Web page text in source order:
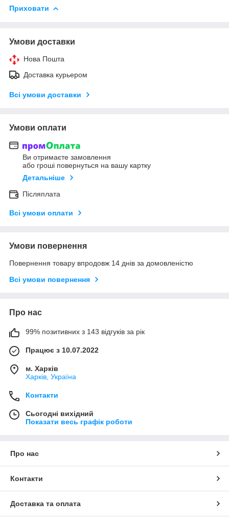
Приховати
Умови доставки
Нова Пошта
Доставка курьером
Всі умови доставки
Умови оплати
Ви отримаєте замовлення
або гроші повернуться на вашу картку
Детальніше
Післяплата
Всі умови оплати
Умови повернення
Повернення товару впродовж 14 днів за домовленістю
Всі умови повернення
Про нас
99% позитивних з 143 відгуків за рік
Працює з 10.07.2022
м. Харків
Харків, Україна
Контакти
Сьогодні вихідний
Показати весь графік роботи
Про нас
Контакти
Доставка та оплата